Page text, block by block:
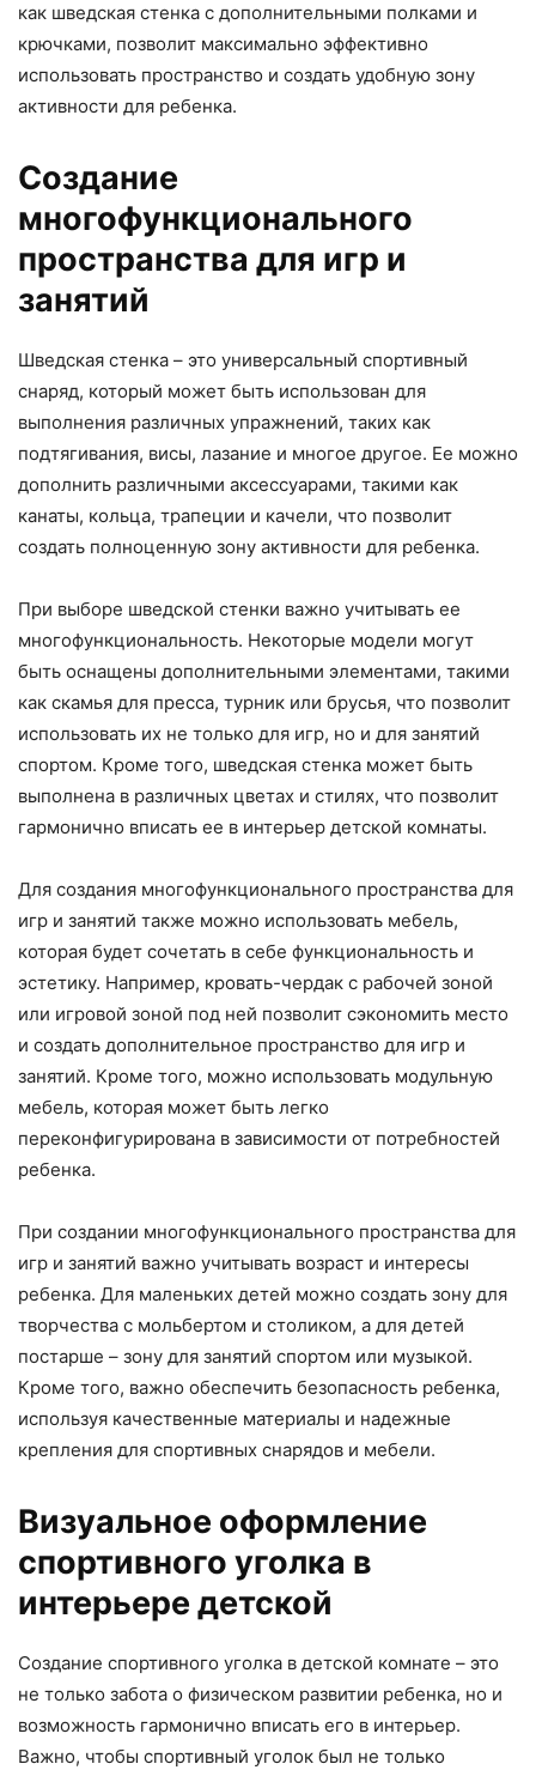
как шведская стенка с дополнительными полками и
крючками, позволит максимально эффективно
использовать пространство и создать удобную зону
активности для ребенка.
Создание
многофункционального
пространства для игр и
занятий
Шведская стенка – это универсальный спортивный
снаряд, который может быть использован для
выполнения различных упражнений, таких как
подтягивания, висы, лазание и многое другое. Ее можно
дополнить различными аксессуарами, такими как
канаты, кольца, трапеции и качели, что позволит
создать полноценную зону активности для ребенка.
При выборе шведской стенки важно учитывать ее
многофункциональность. Некоторые модели могут
быть оснащены дополнительными элементами, такими
как скамья для пресса, турник или брусья, что позволит
использовать их не только для игр, но и для занятий
спортом. Кроме того, шведская стенка может быть
выполнена в различных цветах и стилях, что позволит
гармонично вписать ее в интерьер детской комнаты.
Для создания многофункционального пространства для
игр и занятий также можно использовать мебель,
которая будет сочетать в себе функциональность и
эстетику. Например, кровать-чердак с рабочей зоной
или игровой зоной под ней позволит сэкономить место
и создать дополнительное пространство для игр и
занятий. Кроме того, можно использовать модульную
мебель, которая может быть легко
переконфигурирована в зависимости от потребностей
ребенка.
При создании многофункционального пространства для
игр и занятий важно учитывать возраст и интересы
ребенка. Для маленьких детей можно создать зону для
творчества с мольбертом и столиком, а для детей
постарше – зону для занятий спортом или музыкой.
Кроме того, важно обеспечить безопасность ребенка,
используя качественные материалы и надежные
крепления для спортивных снарядов и мебели.
Визуальное оформление
спортивного уголка в
интерьере детской
Создание спортивного уголка в детской комнате – это
не только забота о физическом развитии ребенка, но и
возможность гармонично вписать его в интерьер.
Важно, чтобы спортивный уголок был не только